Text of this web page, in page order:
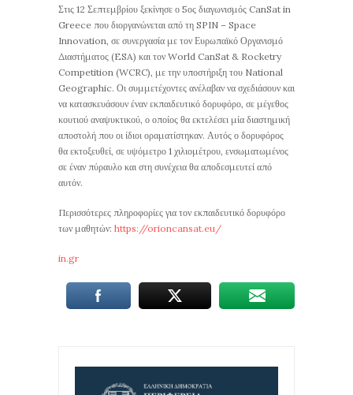
Στις 12 Σεπτεμβρίου ξεκίνησε ο 5ος διαγωνισμός CanSat in
Greece που διοργανώνεται από τη SPIN – Space
Innovation, σε συνεργασία με τον Ευρωπαϊκό Οργανισμό
Διαστήματος (ESA) και τον World CanSat & Rocketry
Competition (WCRC), με την υποστήριξη του National
Geographic. Οι συμμετέχοντες ανέλαβαν να σχεδιάσουν και
να κατασκευάσουν έναν εκπαιδευτικό δορυφόρο, σε μέγεθος
κουτιού αναψυκτικού, ο οποίος θα εκτελέσει μία διαστημική
αποστολή που οι ίδιοι οραματίστηκαν. Αυτός ο δορυφόρος
θα εκτοξευθεί, σε υψόμετρο 1 χιλιομέτρου, ενσωματωμένος
σε έναν πύραυλο και στη συνέχεια θα αποδεσμευτεί από
αυτόν.
Περισσότερες πληροφορίες για τον εκπαιδευτικό δορυφόρο
των μαθητών: https://orioncansat.eu/
in.gr